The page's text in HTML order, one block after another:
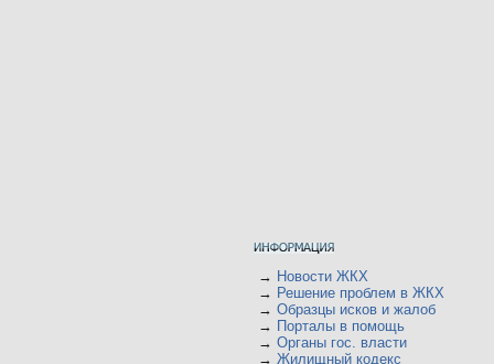
→ Новости ЖКХ
→ Решение проблем в ЖКХ
→ Образцы исков и жалоб
→ Порталы в помощь
→ Органы гос. власти
→ Жилищный кодекс